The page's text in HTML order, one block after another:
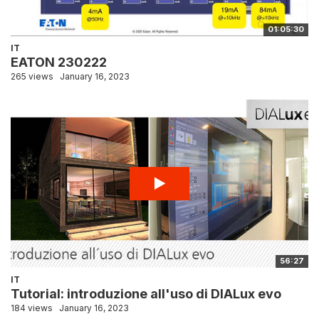
01:05:30
IT
EATON 230222
265 views January 16, 2023
56:27
IT
Tutorial: introduzione all'uso di DIALux evo
184 views January 16, 2023